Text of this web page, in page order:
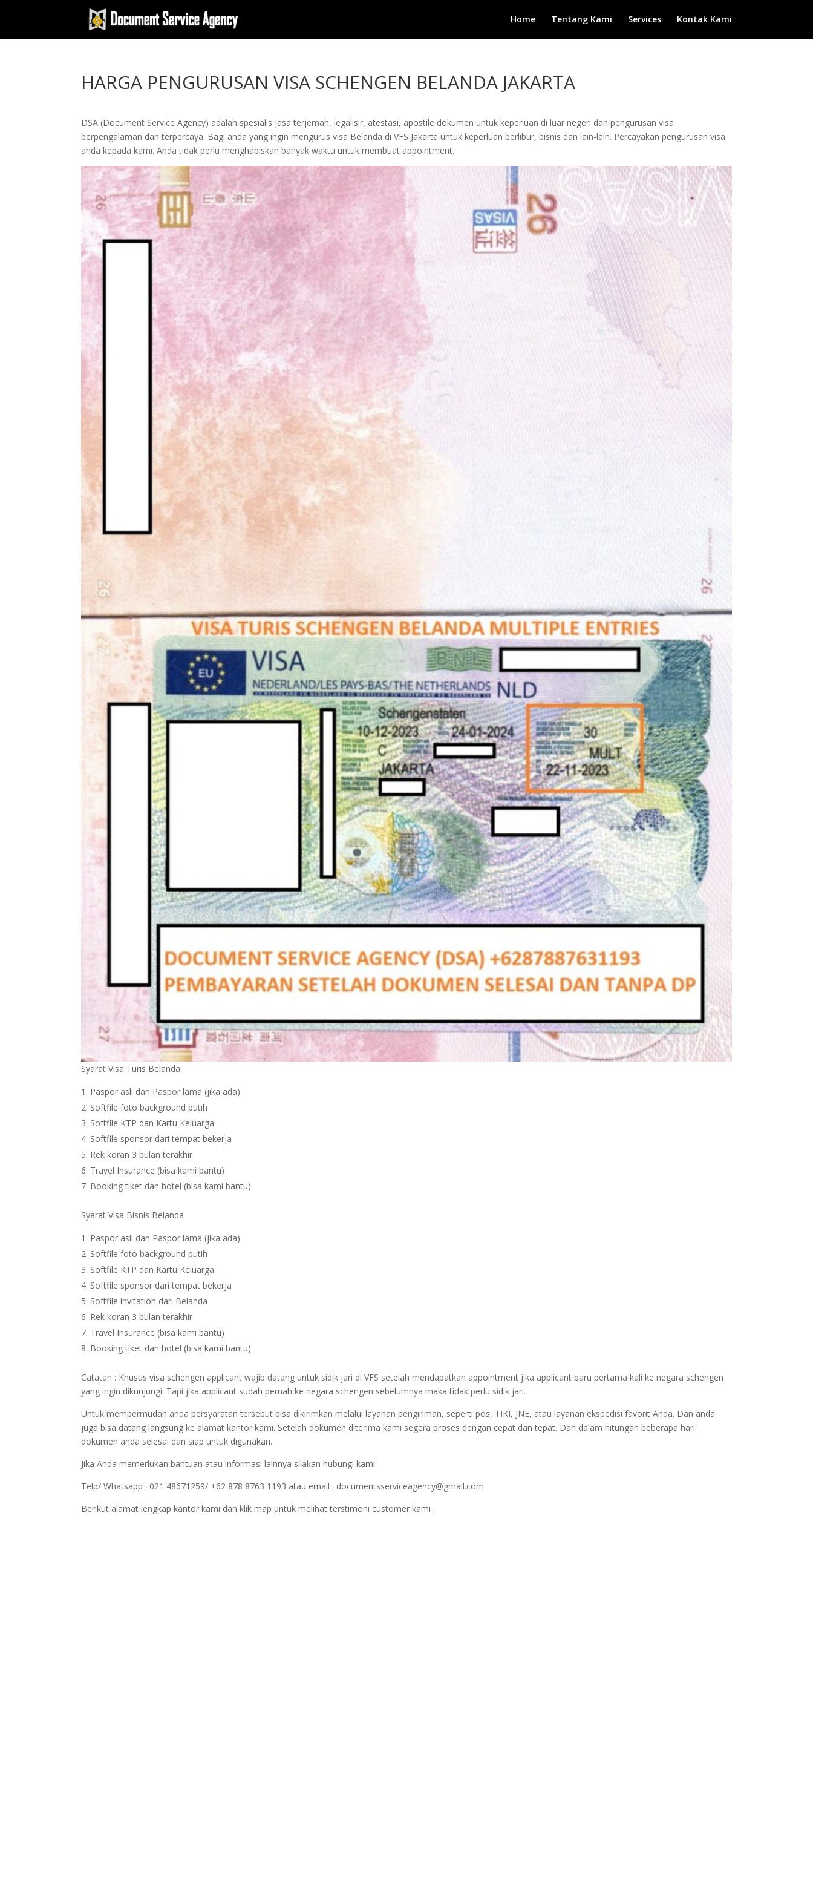
Home Tentang Kami Services Kontak Kami
HARGA PENGURUSAN VISA SCHENGEN BELANDA JAKARTA
DSA (Document Service Agency) adalah spesialis jasa terjemah, legalisir, atestasi, apostile dokumen untuk keperluan di luar negeri dan pengurusan visa
berpengalaman dan terpercaya. Bagi anda yang ingin mengurus visa Belanda di VFS Jakarta untuk keperluan berlibur, bisnis dan lain-lain. Percayakan pengurusan visa
anda kepada kami. Anda tidak perlu menghabiskan banyak waktu untuk membuat appointment.
Syarat Visa Turis Belanda
Paspor asli dan Paspor lama (jika ada)
Softfile foto background putih
Softfile KTP dan Kartu Keluarga
Softfile sponsor dari tempat bekerja
Rek koran 3 bulan terakhir
Travel Insurance (bisa kami bantu)
Booking tiket dan hotel (bisa kami bantu)
Syarat Visa Bisnis Belanda
Paspor asli dan Paspor lama (jika ada)
Softfile foto background putih
Softfile KTP dan Kartu Keluarga
Softfile sponsor dari tempat bekerja
Softfile invitation dari Belanda
Rek koran 3 bulan terakhir
Travel Insurance (bisa kami bantu)
Booking tiket dan hotel (bisa kami bantu)
Catatan : Khusus visa schengen applicant wajib datang untuk sidik jari di VFS setelah mendapatkan appointment jika applicant baru pertama kali ke negara schengen
yang ingin dikunjungi. Tapi jika applicant sudah pernah ke negara schengen sebelumnya maka tidak perlu sidik jari.
Untuk mempermudah anda persyaratan tersebut bisa dikirimkan melalui layanan pengiriman, seperti pos, TIKI, JNE, atau layanan ekspedisi favorit Anda. Dan anda
juga bisa datang langsung ke alamat kantor kami. Setelah dokumen diterima kami segera proses dengan cepat dan tepat. Dan dalam hitungan beberapa hari
dokumen anda selesai dan siap untuk digunakan.
Jika Anda memerlukan bantuan atau informasi lainnya silakan hubungi kami.
Telp/ Whatsapp : 021 48671259/ +62 878 8763 1193 atau email : documentsserviceagency@gmail.com
Berikut alamat lengkap kantor kami dan klik map untuk melihat terstimoni customer kami :